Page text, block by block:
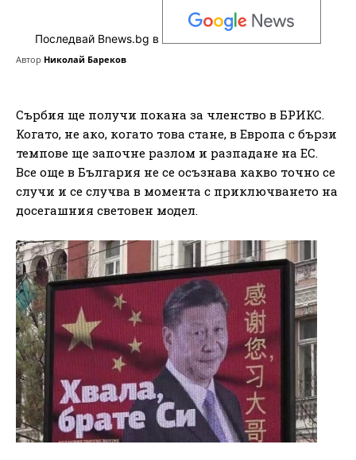
Последвай Bnews.bg в
Автор Николай Бареков
Сърбия ще получи покана за членство в БРИКС.
Когато, не ако, когато това стане, в Европа с бързи
темпове ще започне разлом и разпадане на ЕС.
Все още в България не се осъзнава какво точно се
случи и се случва в момента с приключването на
досегашния световен модел.